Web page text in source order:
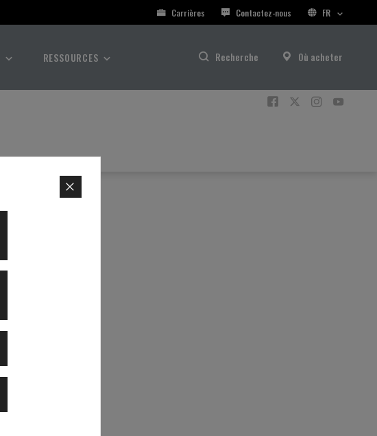
Carrières Contactez-nous FR
RESSOURCES Recherche Où acheter